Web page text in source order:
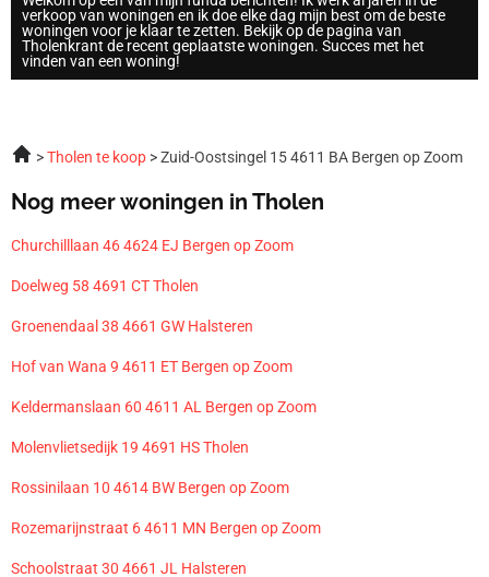
verkoop van woningen en ik doe elke dag mijn best om de beste
woningen voor je klaar te zetten. Bekijk op de pagina van
Tholenkrant de recent geplaatste woningen. Succes met het
vinden van een woning!
Tholen te koop Zuid-Oostsingel 15 4611 BA Bergen op Zoom
Nog meer woningen in Tholen
Churchilllaan 46 4624 EJ Bergen op Zoom
Doelweg 58 4691 CT Tholen
Groenendaal 38 4661 GW Halsteren
Hof van Wana 9 4611 ET Bergen op Zoom
Keldermanslaan 60 4611 AL Bergen op Zoom
Molenvlietsedijk 19 4691 HS Tholen
Rossinilaan 10 4614 BW Bergen op Zoom
Rozemarijnstraat 6 4611 MN Bergen op Zoom
Schoolstraat 30 4661 JL Halsteren